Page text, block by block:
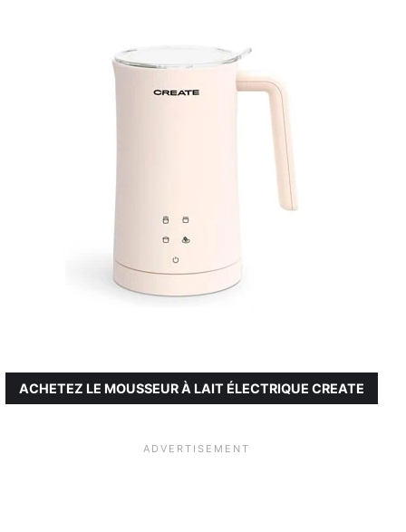
ACHETEZ LE MOUSSEUR À LAIT ÉLECTRIQUE CREATE